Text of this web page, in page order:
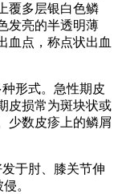
覆多层银白色鳞
发亮的半透明薄
血点，称点状出血
形式。急性期皮
皮损常为斑块状或
少数皮疹上的鳞屑
于肘、膝关节伸
。